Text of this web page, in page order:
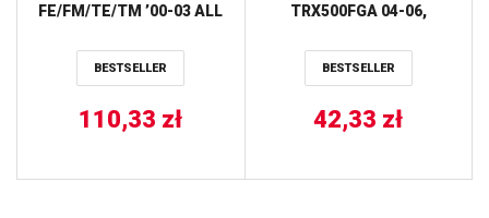
FE/FM/TE/TM ’00-03 ALL
BESTSELLER
110,33 zł
TRX500FGA 04-06,
TRX680 RINCON 06-16
ALL BALLS
BESTSELLER
42,33 zł